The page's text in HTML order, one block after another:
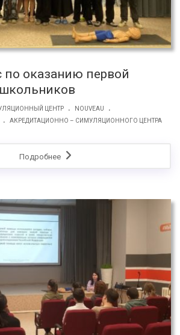
по оказанию первой
ЦЕНТР . NOUVEAU .
. АКРЕДИТАЦИОННО – СИМУЛЯЦИОННОГО ЦЕНТРА
Подробнее